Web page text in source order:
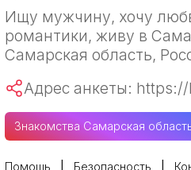
Ищу мужчину, хочу
романтики, живу в
Самарская область,
Адрес анкеты:
Знакомства Самарская
Помощь Безопасность